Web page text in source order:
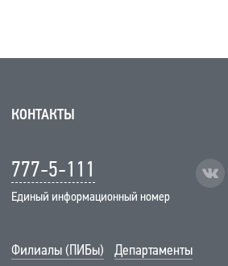
КОНТАКТЫ
777-5-111
Единый информационный номер
Филиалы (ПИБы) Департаменты